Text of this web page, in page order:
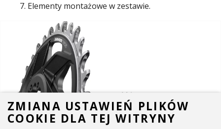
Elementy montażowe w zestawie.
ZMIANA USTAWIEŃ PLIKÓW
COOKIE DLA TEJ WITRYNY